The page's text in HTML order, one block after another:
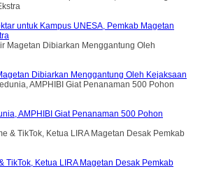
untuk Kampus UNESA, Pemkab Magetan
Dibiarkan Menggantung Oleh Kejaksaan
AMPHIBI Giat Penanaman 500 Pohon
TikTok, Ketua LIRA Magetan Desak Pemkab